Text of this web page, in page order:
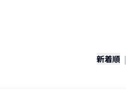
新着順 |